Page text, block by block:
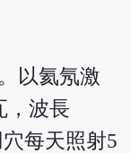
以氦氖激
，波長
每天照射5